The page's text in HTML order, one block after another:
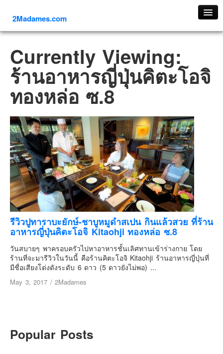
2Madames.com
ภาคเหนือ
ภาคใต้
ภาคกลาง
ภาคตะวันตก
ภาคอีสาน
ทริปต่างประเทศ
ยุโรป
รัสเซีย
อิตาลี
ตุรกี-ตุรเคีย
เยอรมัน
ออสเตรีย
สวิสเซอร์แลนด์
Currently Viewing:
ร้านอาหารญี่ปุ่นคิตะโอจิ
ทองหล่อ ซ.8
รีวิวปูทาราบะยักษ์-ชาบูหมูดำสเปน กินแล้วสวย ที่ร้าน
อาหารญี่ปุ่นคิตะโอจิ Kitaohji ทองหล่อ ซ.8
วันสบายๆ พาครอบครัวไปหาอาหารชั้นเลิศทานเข้าร่างกาย โดย
ร้านที่จะมารีวิวในวันนี้ คือร้านคิตะโอจิ Kitaohji ร้านอาหารญี่ปุ่นที่
มีชื่อเสียงโด่งดังระดับ 6 ดาว (5 ดาวยังไม่พอ) ...
May 3, 2017 / 2Madames
Popular Posts